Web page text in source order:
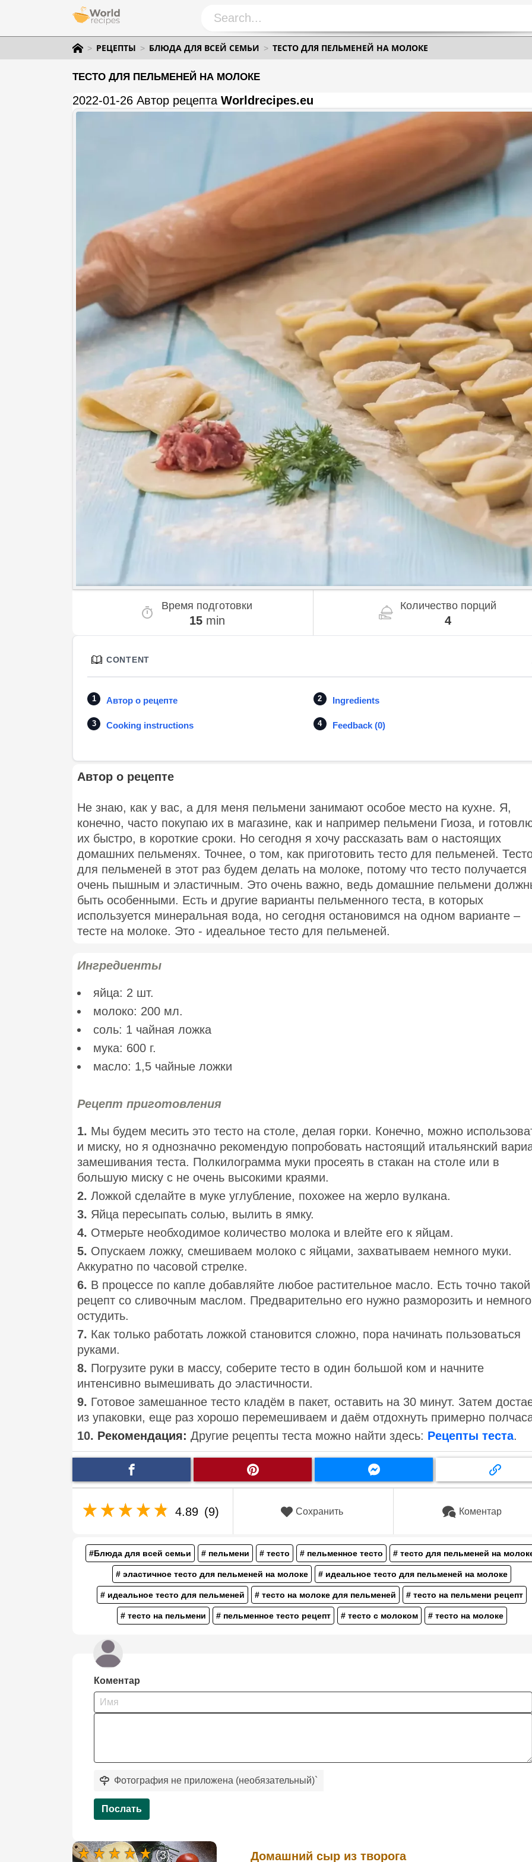
РЕЦЕПТЫ БЛЮДА ДЛЯ ВСЕЙ СЕМЬИ ТЕСТО ДЛЯ ПЕЛЬМЕНЕЙ НА МОЛОКЕ
ТЕСТО ДЛЯ ПЕЛЬМЕНЕЙ НА МОЛОКЕ
2022-01-26 Автор рецепта Worldrecipes.eu
Время подготовки
15min
Количество порций
4
CONTENT
Автор о рецепте Ingredients
Cooking instructions Feedback (0)
Автор о рецепте
Не знаю, как у вас, а для меня пельмени занимают особое место на кухне. Я,
конечно, часто покупаю их в магазине, как и например пельмени Гиоза, и
их быстро, в короткие сроки. Но сегодня я хочу рассказать вам о настоящих
домашних пельменях. Точнее, о том, как приготовить тесто для пельменей.
для пельменей в этот раз будем делать на молоке, потому что тесто получается
очень пышным и эластичным. Это очень важно, ведь домашние пельмени
быть особенными. Есть и другие варианты пельменного теста, в которых
используется минеральная вода, но сегодня остановимся на одном варианте –
тесте на молоке. Это - идеальное тесто для пельменей.
Ингредиенты
яйца: 2 шт.
молоко: 200 мл.
соль: 1 чайная ложка
мука: 600 г.
масло: 1,5 чайные ложки
Рецепт приготовления
1. Мы будем месить это тесто на столе, делая горки. Конечно, можно
и миску, но я однозначно рекомендую попробовать настоящий итальянский
замешивания теста. Полкилограмма муки просеять в стакан на столе или в
большую миску с не очень высокими краями.
2. Ложкой сделайте в муке углубление, похожее на жерло вулкана.
3. Яйца пересыпать солью, вылить в ямку.
4. Отмерьте необходимое количество молока и влейте его к яйцам.
5. Опускаем ложку, смешиваем молоко с яйцами, захватываем немного муки.
Аккуратно по часовой стрелке.
6. В процессе по капле добавляйте любое растительное масло. Есть точно
рецепт со сливочным маслом. Предварительно его нужно разморозить и немного
остудить.
7. Как только работать ложкой становится сложно, пора начинать пользоваться
руками.
8. Погрузите руки в массу, соберите тесто в один большой ком и начните
интенсивно вымешивать до эластичности.
9. Готовое замешанное тесто кладём в пакет, оставить на 30 минут. Затем
из упаковки, еще раз хорошо перемешиваем и даём отдохнуть примерно
10. Рекомендация: Другие рецепты теста можно найти здесь: Рецепты теста.
4.89 (9) Сохранить Коментар
#Блюда для всей семьи # пельмени # тесто # пельменное тесто # тесто для пельменей на
# эластичное тесто для пельменей на молоке # идеальное тесто для пельменей на молоке
# идеальное тесто для пельменей # тесто на молоке для пельменей # тесто на пельмени рецепт
# тесто на пельмени # пельменное тесто рецепт # тесто с молоком # тесто на молоке
Коментар
Фотография не приложена (необязательный)`
Послать
Домашний сыр из творога
(3)